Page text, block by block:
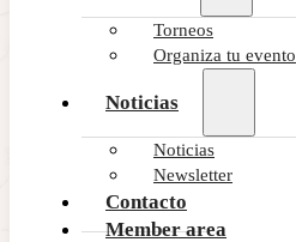
Torneos
Organiza tu evento
Noticias
Noticias
Newsletter
Contacto
Member area